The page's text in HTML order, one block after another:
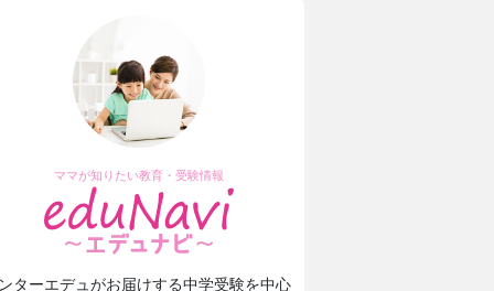
ママが知りたい教育・受験情報
ターエデュがお届けする中学受験を中心